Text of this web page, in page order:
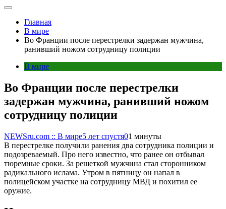
Главная
В мире
Во Франции после перестрелки задержан мужчина,
ранивший ножом сотрудницу полиции
В мире
Во Франции после перестрелки
задержан мужчина, ранивший ножом
сотрудницу полиции
NEWSru.com :: В мире5 лет спустя01 минуты
В перестрелке получили ранения два сотрудника полиции и
подозреваемый. Про него известно, что ранее он отбывал
тюремные сроки. За решеткой мужчина стал сторонником
радикального ислама. Утром в пятницу он напал в
полицейском участке на сотрудницу МВД и похитил ее
оружие.